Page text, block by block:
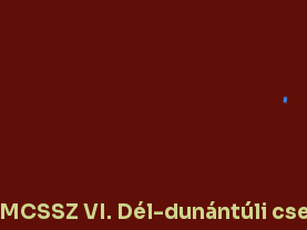
MCSSZ VI. Dél-dunántúli